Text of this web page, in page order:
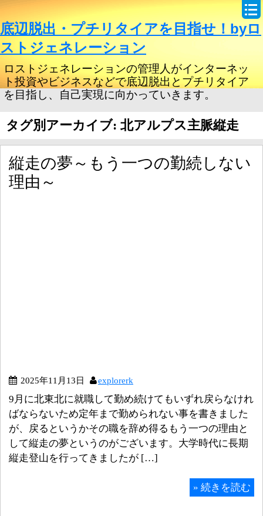
底辺脱出・プチリタイアを目指せ！byロ
ストジェネレーション
ロストジェネレーションの管理人がインターネッ
ト投資やビジネスなどで底辺脱出とプチリタイア
を目指し、自己実現に向かっていきます。
タグ別アーカイブ: 北アルプス主脈縦走
縦走の夢～もう一つの勤続しない
理由～
2025年11月13日 explorerk
9月に北東北に就職して勤め続けてもいずれ戻らなけれ
ばならないため定年まで勤められない事を書きました
が、戻るというかその職を辞め得るもう一つの理由と
して縦走の夢というのがございます。大学時代に長期
縦走登山を行ってきましたが […]
» 続きを読む